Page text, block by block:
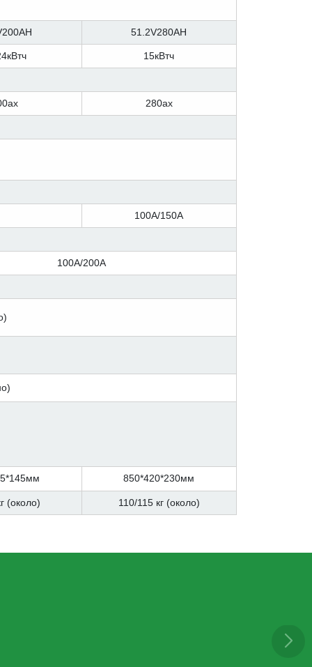
51.2V280AH
15кВтч
280ах
100A/150A
100A/200A
850*420*230мм
(около) 110/115 кг (около)